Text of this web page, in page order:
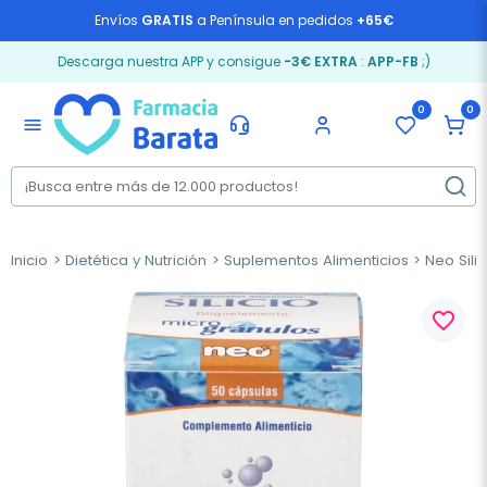
Envíos GRATIS a Península en pedidos +65€
Descarga nuestra APP y consigue -3€ EXTRA: APP-FB ;)
menu
0 0
Inicio Dietética y Nutrición Suplementos Alimenticios Neo
favorite_border